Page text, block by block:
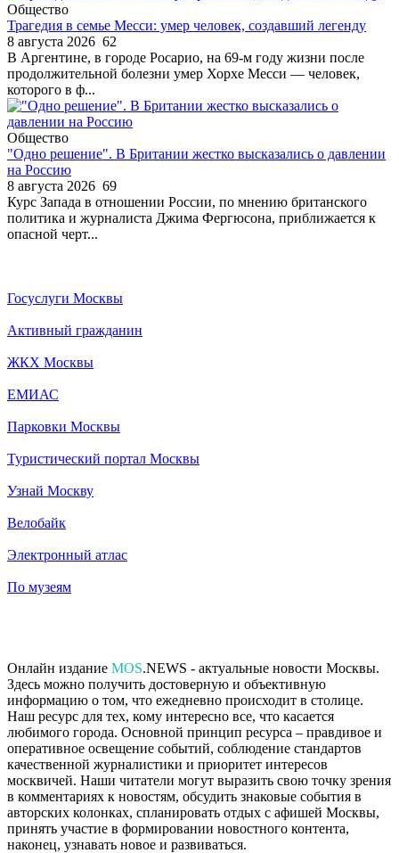
Общество
Трагедия в семье Месси: умер человек, создавший легенду
8 августа 2026 62
В Аргентине, в городе Росарио, на 69-м году жизни после
продолжительной болезни умер Хорхе Месси — человек,
которого в ф...
Общество
"Одно решение". В Британии жестко высказались о давлении
на Россию
8 августа 2026 69
Курс Запада в отношении России, по мнению британского
политика и журналиста Джима Фергюсона, приближается к
опасной черт...
Госуслуги Москвы
Активный гражданин
ЖКХ Москвы
ЕМИАС
Парковки Москвы
Туристический портал Москвы
Узнай Москву
Велобайк
Электронный атлас
По музеям
Онлайн издание MOS.NEWS - актуальные новости Москвы.
Здесь можно получить достоверную и объективную
информацию о том, что ежедневно происходит в столице.
Наш ресурс для тех, кому интересно все, что касается
любимого города. Основной принцип ресурса – правдивое и
оперативное освещение событий, соблюдение стандартов
качественной журналистики и приоритет интересов
москвичей. Наши читатели могут выразить свою точку зрения
в комментариях к новостям, обсудить знаковые события в
авторских колонках, спланировать отдых с афишей Москвы,
принять участие в формировании новостного контента,
наконец, узнавать новое и развиваться.